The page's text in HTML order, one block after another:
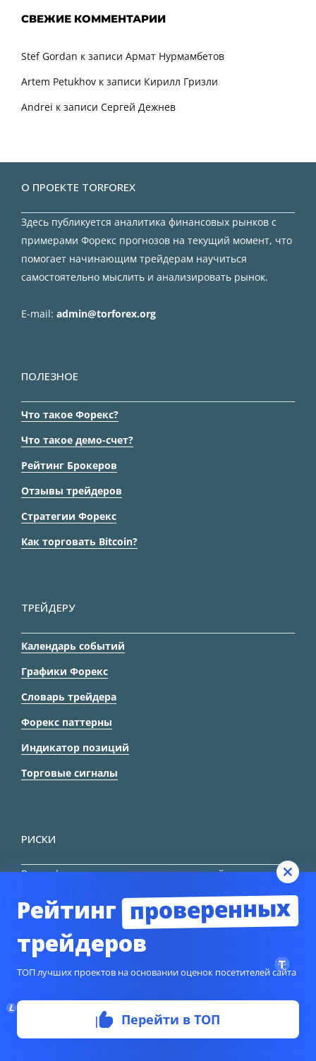
СВЕЖИЕ КОММЕНТАРИИ
Stef Gordan к записи Армат Нурмамбетов
Artem Petukhov к записи Кирилл Гризли
Andrei к записи Сергей Дежнев
О ПРОЕКТЕ TORFOREX
Здесь публикуется аналитика финансовых рынков с
примерами Форекс прогнозов на текущий момент, что
помогает начинающим трейдерам научиться
самостоятельно мыслить и анализировать рынок.
E-mail: admin@torforex.org
ПОЛЕЗНОЕ
Что такое Форекс?
Что такое демо-счет?
Рейтинг Брокеров
Отзывы трейдеров
Стратегии Форекс
Как торговать Bitcoin?
ТРЕЙДЕРУ
Календарь событий
Графики Форекс
Словарь трейдера
Форекс паттерны
Индикатор позиций
Торговые сигналы
РИСКИ
Вся информация, представленная на сайте носит
информационный характер и не является прямыми
указаниями к торговле, вся ответственность за
принятие решения остается за трейдером.
Рейтинг проверенных
трейдеров
ТОП лучших проектов на основании оценок посетителей сайта
Перейти в ТОП